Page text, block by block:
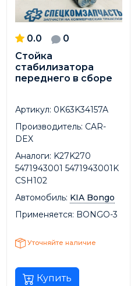
0.0
0
Стойка
стабилизатора
переднего в сборе
Артикул: 0K63K34157A
Производитель: CAR-
DEX
Аналоги: K27K270
5471943001 5471943001K
CSH102
Автомобиль: KIA Bongo
Применяется: BONGO-3
Уточняйте наличие
Купить